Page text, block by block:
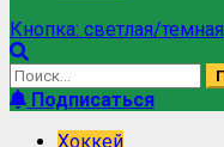
Кнопка: светлая/темная
Подписаться
Хоккей